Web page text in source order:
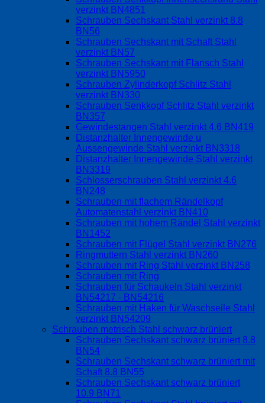
verzinkt BN4851
Schrauben Sechskant Stahl verzinkt 8.8
BN56
Schrauben Sechskant mit Schaft Stahl
verzinkt BN57
Schrauben Sechskant mit Flansch Stahl
verzinkt BN5950
Schrauben Zylinderkopf Schlitz Stahl
verzinkt BN330
Schrauben Senkkopf Schlitz Stahl verzinkt
BN357
Gewindestangen Stahl verzinkt 4.6 BN419
Distanzhalter Innengewinde u
Aussengewinde Stahl verzinkt BN3318
Distanzhalter Innengewinde Stahl verzinkt
BN3319
Schlosserschrauben Stahl verzinkt 4.6
BN248
Schrauben mit flachem Rändelkopf
Automatenstahl verzinkt BN410
Schrauben mit hohem Rändel Stahl verzinkt
BN1452
Schrauben mit Flügel Stahl verzinkt BN276
Ringmuttern Stahl verzinkt BN260
Schrauben mit Ring Stahl verzinkt BN258
Schrauben mit Ring
Schrauben für Schaukeln Stahl verzinkt
BN54217 - BN54216
Schrauben mit Haken für Waschseile Stahl
verzinkt BN54209
Schrauben metrisch Stahl schwarz brüniert
Schrauben Sechskant schwarz brüniert 8.8
BN54
Schrauben Sechskant schwarz brüniert mit
Schaft 8.8 BN55
Schrauben Sechskant schwarz brüniert
10.9 BN71